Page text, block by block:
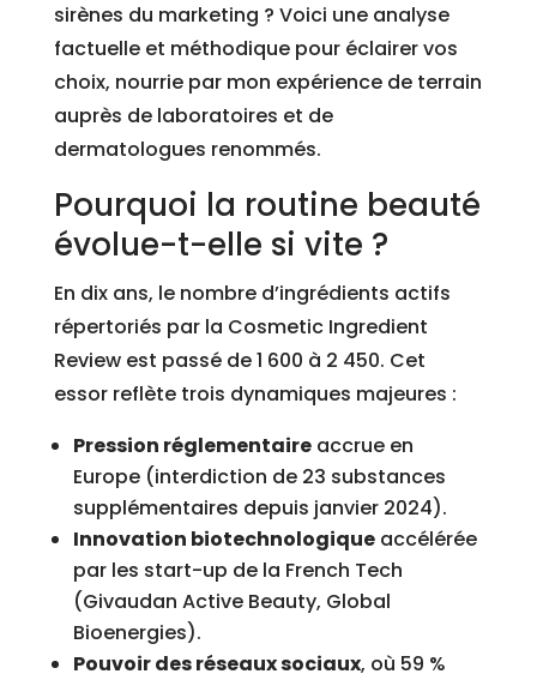
sirènes du marketing ? Voici une analyse
factuelle et méthodique pour éclairer vos
choix, nourrie par mon expérience de terrain
auprès de laboratoires et de
dermatologues renommés.
Pourquoi la routine beauté
évolue-t-elle si vite ?
En dix ans, le nombre d’ingrédients actifs
répertoriés par la Cosmetic Ingredient
Review est passé de 1 600 à 2 450. Cet
essor reflète trois dynamiques majeures :
Pression réglementaireaccrue en
Europe (interdiction de 23 substances
supplémentaires depuis janvier 2024).
Innovation biotechnologiqueaccélérée
par les start-up de la French Tech
(Givaudan Active Beauty, Global
Bioenergies).
Pouvoir des réseaux sociaux, où 59 %